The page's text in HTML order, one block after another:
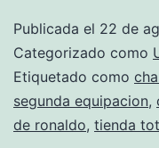
colombia
Publicada el 22 de
Categorizado como
Etiquetado como
segunda equipacion,
de ronaldo, tienda